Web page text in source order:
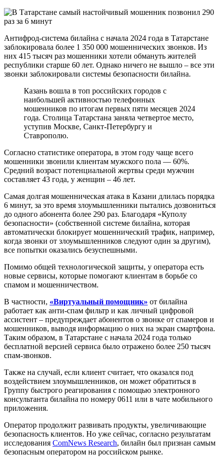
Антифрод-система билайна с начала 2024 года в Татарстане
заблокировала более 1 350 000 мошеннических звонков. Из
них 415 тысяч раз мошенники хотели обмануть жителей
республики старше 60 лет. Однако ничего не вышло – все эти
звонки заблокировали системы безопасности билайна.
Казань вошла в топ российских городов с
наибольшей активностью телефонных
мошенников по итогам первых пяти месяцев 2024
года. Столица Татарстана заняла четвертое место,
уступив Москве, Санкт-Петербургу и
Ставрополю.
Согласно статистике оператора, в этом году чаще всего
мошенники звонили клиентам мужского пола — 60%.
Средний возраст потенциальной жертвы среди мужчин
составляет 43 года, у женщин – 46 лет.
Самая долгая мошенническая атака в Казани длилась порядка
6 минут, за это время злоумышленники пытались дозвониться
до одного абонента более 290 раз. Благодаря «Куполу
безопасности» (собственной системе билайна, которая
автоматически блокирует мошеннический трафик, например,
когда звонки от злоумышленников следуют один за другим),
все попытки оказались безуспешными.
Помимо общей технологической защиты, у оператора есть
новые сервисы, которые помогают клиентам в борьбе со
спамом и мошенничеством.
В частности, «Виртуальный помощник» от билайна
работает как анти-спам фильтр и как личный цифровой
ассистент – предупреждает абонентов о звонке от спамеров и
мошенников, выводя информацию о них на экран смартфона.
Таким образом, в Татарстане с начала 2024 года только
бесплатной версией сервиса было отражено более 250 тысяч
спам-звонков.
Также на случай, если клиент считает, что оказался под
воздействием злоумышленников, он может обратиться в
Группу быстрого реагирования с помощью электронного
консультанта билайна по номеру 0611 или в чате мобильного
приложения.
Оператор продолжит развивать продукты, увеличивающие
безопасность клиентов. Но уже сейчас, согласно результатам
исследования ComNews Research, билайн был признан самым
безопасным оператором на российском рынке.